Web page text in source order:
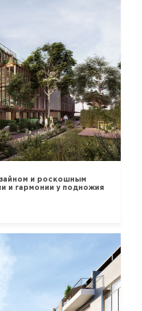
и роскошным
и гармонии у подножия